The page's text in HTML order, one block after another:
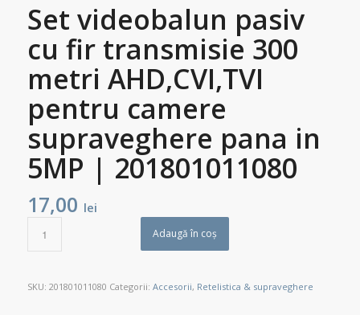
Set videobalun pasiv
cu fir transmisie 300
metri AHD,CVI,TVI
pentru camere
supraveghere pana in
5MP | 201801011080
17,00 lei
Adaugă în coș
SKU: 201801011080 Categorii: Accesorii, Retelistica & supraveghere